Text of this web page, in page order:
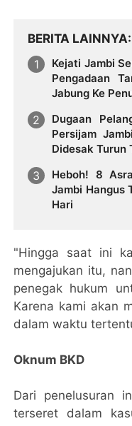
BERITA LAINNYA
Kejati Jambi
Pengadaan
Jabung Ke
Dugaan
Persijam
Didesak Turun
Heboh! 8
Jambi Hangus
Hari
"Hingga saat ini
mengajukan itu,
penegak hukum
Karena kami akan
dalam waktu
Oknum BKD
Dari penelusuran
terseret dalam